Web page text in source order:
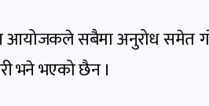
आयोजकले सबैमा अनुरोध समेत
भने भएको छैन ।